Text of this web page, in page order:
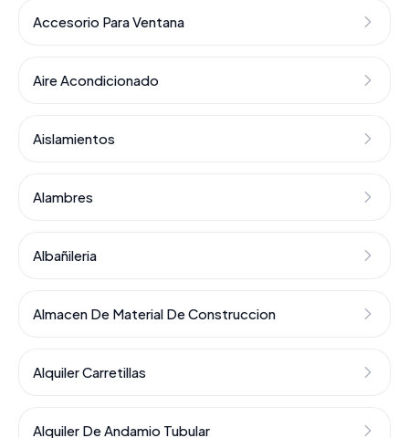
Accesorio Para Ventana
Aire Acondicionado
Aislamientos
Alambres
Albañileria
Almacen De Material De Construccion
Alquiler Carretillas
Alquiler De Andamio Tubular